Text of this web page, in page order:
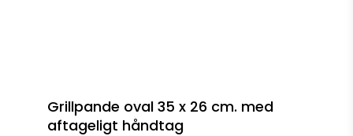
Grillpande oval 35 x 26 cm. med
aftageligt håndtag